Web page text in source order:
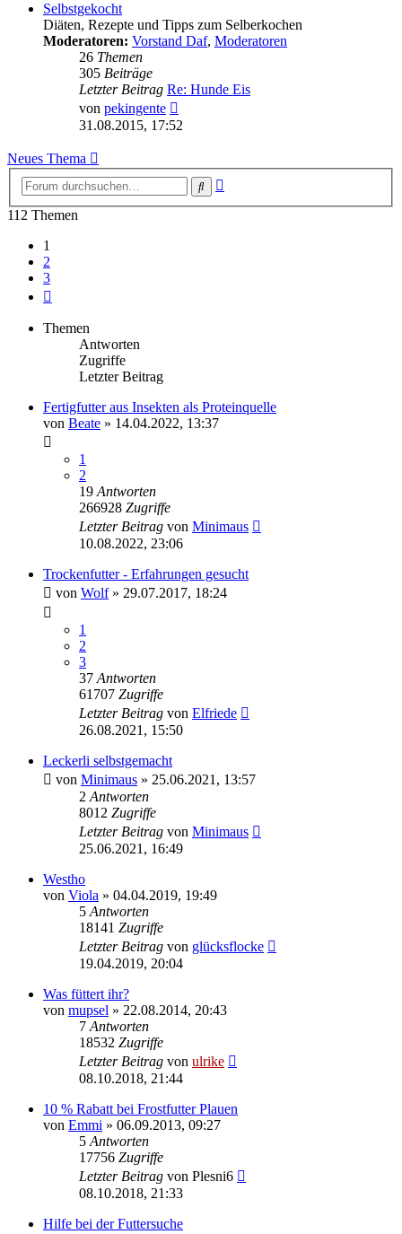
Selbstgekocht
Diäten, Rezepte und Tipps zum Selberkochen
Moderatoren: Vorstand Daf, Moderatoren
26 Themen
305 Beiträge
Letzter Beitrag Re: Hunde Eis
von pekingente
Beitrag
31.08.2015, 17:52
Neues Thema
Suche
112 Themen
1
2
3
Themen
Antworten
Zugriffe
Letzter Beitrag
Fertigfutter aus Insekten als Proteinquelle
von Beate » 14.04.2022, 13:37
1
2
19 Antworten
266928 Zugriffe
Letzter Beitrag von Minimaus
10.08.2022, 23:06
Trockenfutter - Erfahrungen gesucht
von Wolf» 29.07.2017, 18:24
1
2
3
37 Antworten
61707 Zugriffe
Letzter Beitrag von Elfriede
26.08.2021, 15:50
Leckerli selbstgemacht
von Minimaus » 25.06.2021, 13:57
2 Antworten
8012 Zugriffe
Letzter Beitrag von Minimaus
25.06.2021, 16:49
Westho
von Viola » 04.04.2019, 19:49
5 Antworten
18141 Zugriffe
Letzter Beitrag von glücksflocke
19.04.2019, 20:04
Was füttert ihr?
von mupsel » 22.08.2014, 20:43
7 Antworten
18532 Zugriffe
Letzter Beitrag von ulrike
08.10.2018, 21:44
10 % Rabatt bei Frostfutter Plauen
von Emmi » 06.09.2013, 09:27
5 Antworten
17756 Zugriffe
Letzter Beitrag von Plesni6
08.10.2018, 21:33
Hilfe bei der Futtersuche